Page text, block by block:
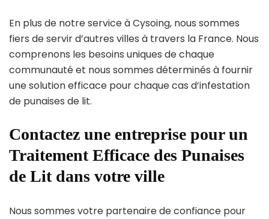
En plus de notre service à Cysoing, nous sommes
fiers de servir d’autres villes à travers la France. Nous
comprenons les besoins uniques de chaque
communauté et nous sommes déterminés à fournir
une solution efficace pour chaque cas d’infestation
de punaises de lit.
Contactez une entreprise pour un
Traitement Efficace des Punaises
de Lit dans votre ville
Nous sommes votre partenaire de confiance pour